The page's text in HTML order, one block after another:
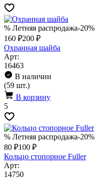
% Летняя распродажа-20%
160 ₽200 ₽
Охранная шайба
Арт:
16463
В наличии
(59 шт.)
В корзину
5
% Летняя распродажа-20%
80 ₽100 ₽
Кольцо стопорное Fuller
Арт:
14750